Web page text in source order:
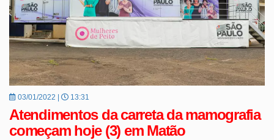
03/01/2022 | 13:31
Atendimentos da carreta da mamografia
começam hoje (3) em Matão